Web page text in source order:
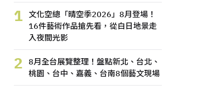
1
文化空總「晴空季2026」8月登場！
16件藝術作品搶先看，從白日地景走
入夜間光影
2
8月全台展覽整理！盤點新北、台北、
桃園、台中、嘉義、台南8個藝文現場